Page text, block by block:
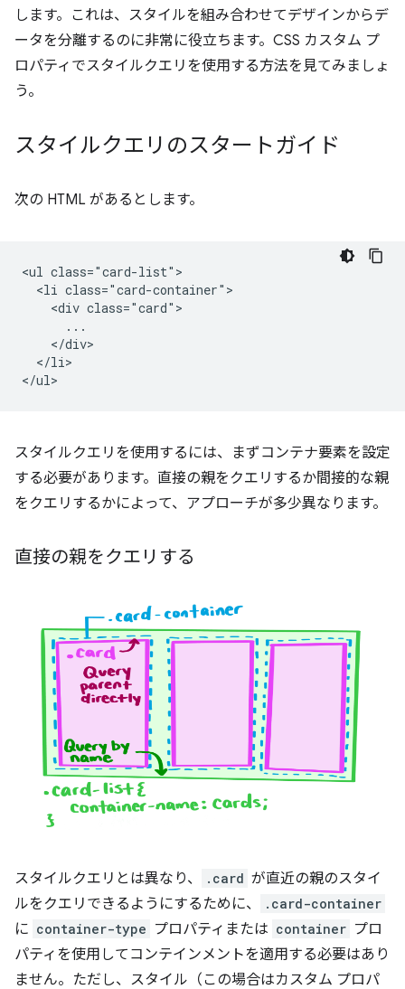
します。これは、スタイルを組み合わせてデザインからデ
ータを分離するのに非常に役立ちます。CSS カスタム プ
ロパティでスタイルクエリを使用する方法を見てみましょ
う。
スタイルクエリのスタートガイド
次の HTML があるとします。
<ul class="card-list">
  <li class="card-container">
    <div class="card">
      ...
    </div>
  </li>
スタイルクエリを使用するには、まずコンテナ要素を設定
する必要があります。直接の親をクエリするか間接的な親
をクエリするかによって、アプローチが多少異なります。
直接の親をクエリする
スタイルクエリとは異なり、 .card が直近の親のスタイ
ルをクエリできるようにするために、
.card-container
に container-type プロパティまたは container プロ
パティを使用してコンテインメントを適用する必要はあり
ません。ただし、スタイル（この場合はカスタム プロパ